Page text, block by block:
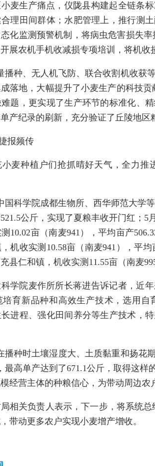
麦生产痛点，仪陇县构建起全链条
理田间群体；水肥管理上，推行测
化监测预警机制，将病虫危害损失
展农机手机收减损专项培训，将机收
播种、无人机飞防、联合收割机收获
落地，大幅提升了小麦生产的科技
题，更实现了生产环节的标准化、
产纪录的刷新，充分验证了丘陵地区
报频传
麦种植户们抢抓晴好天气，全力
国科学院成都生物所、西华师范大学
公斤，实现了夏粮丰收开门红；
10.02亩（南麦941），平均亩产
机收实测10.58亩（南麦941），平
县仁和镇，机收实测11.55亩（南麦
学院麦作所所长蒋进告诉记者，近
育新品种和高效生产技术，选用自
进程、强化田间养分等生产技术，
播种时土壤湿度大、土质黏重和扬花
最高单产达到了671.1公斤，取得这
经营主体的种粮信心，为带动周边
相关负责人表示，下一步，将系统
带动更多农户实现小麦增产增收。